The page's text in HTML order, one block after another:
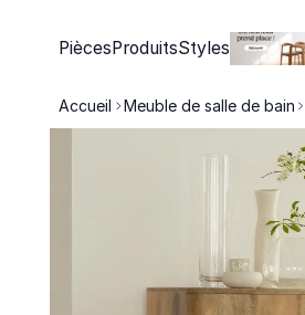
PiècesProduitsStyles
Accueil Meuble de salle de bain